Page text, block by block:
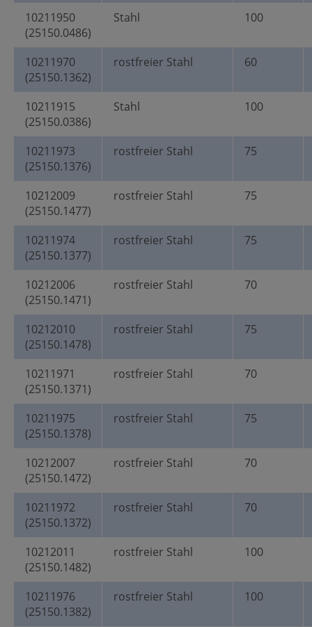
10211950
(25150.0486)
Stahl 100
10211970
(25150.1362)
rostfreier Stahl 60
10211915
(25150.0386)
Stahl 100
10211973
(25150.1376)
rostfreier Stahl 75
10212009
(25150.1477)
rostfreier Stahl 75
10211974
(25150.1377)
rostfreier Stahl 75
10212006
(25150.1471)
rostfreier Stahl 70
10212010
(25150.1478)
rostfreier Stahl 75
10211971
(25150.1371)
rostfreier Stahl 70
10211975
(25150.1378)
rostfreier Stahl 75
10212007
(25150.1472)
rostfreier Stahl 70
10211972
(25150.1372)
rostfreier Stahl 70
10212011
(25150.1482)
rostfreier Stahl 100
10211976
(25150.1382)
rostfreier Stahl 100